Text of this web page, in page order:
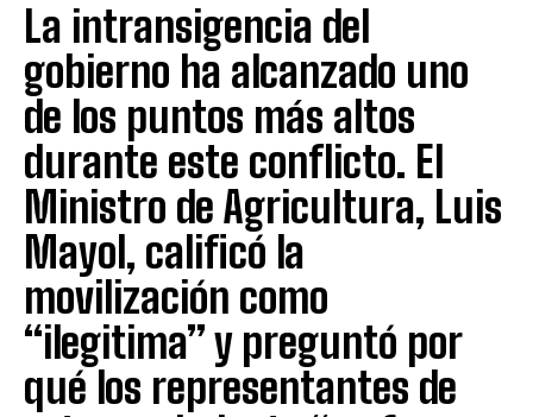
La intransigencia del
gobierno ha alcanzado uno
de los puntos más altos
durante este conflicto. El
Ministro de Agricultura, Luis
Mayol, calificó la
movilización como
“ilegitima” y preguntó por
qué los representantes de